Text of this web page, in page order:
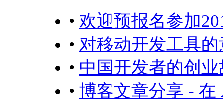
• 欢迎预报名参加
• 对移动开发工具
• 中国开发者的创
• 博客文章分享 - 在